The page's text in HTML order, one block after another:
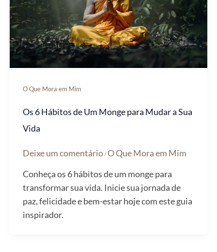
O Que Mora em Mim
Os 6 Hábitos de Um Monge para Mudar a Sua
Vida
Deixe um comentário/O Que Mora em Mim
Conheça os 6 hábitos de um monge para
transformar sua vida. Inicie sua jornada de
paz, felicidade e bem-estar hoje com este guia
inspirador.